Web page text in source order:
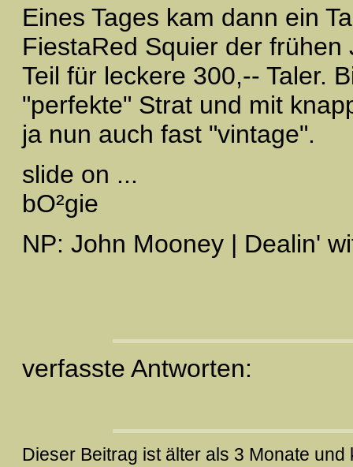
Eines Tages kam dann ein
FiestaRed Squier der
Teil für leckere 300,-- Taler.
"perfekte" Strat und mit
ja nun auch fast "vintage".
slide on ...
bO²gie
NP: John Mooney | Dealin'
verfasste Antworten:
Dieser Beitrag ist älter als 3 Monate